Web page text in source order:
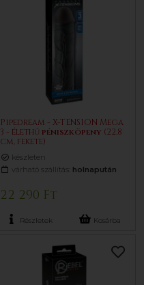
Pipedream - X-TENSION Mega
3 - élethű péniszköpeny (22,8
cm, fekete)
készleten
várható szállítás: holnapután
22 290 Ft
Részletek Kosárba